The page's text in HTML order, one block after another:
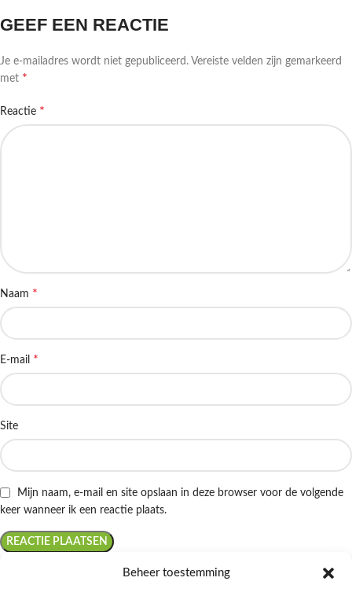
Beheer toestemming
GEEF EEN REACTIE
Je e-mailadres wordt niet gepubliceerd. Vereiste velden zijn gemarkeerd
met *
Reactie *
Naam *
E-mail *
Site
Mijn naam, e-mail en site opslaan in deze browser voor de volgende
keer wanneer ik een reactie plaats.